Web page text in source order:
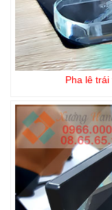
Pha lê